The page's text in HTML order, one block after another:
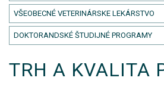
VŠEOBECNÉ VETERINÁRSKE LEKÁRSTVO
DOKTORANDSKÉ ŠTUDIJNÉ PROGRAMY
TRH A KVALITA